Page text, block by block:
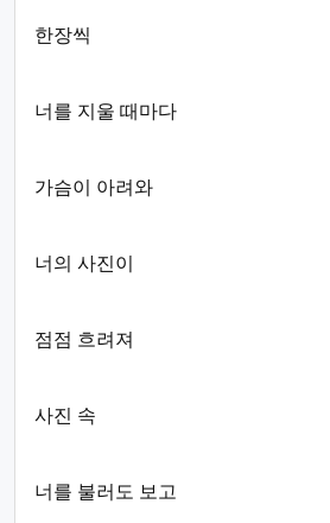
한장씩
너를 지울 때마다
가슴이 아려와
너의 사진이
점점 흐려져
사진 속
너를 불러도 보고